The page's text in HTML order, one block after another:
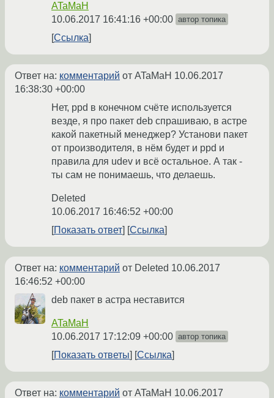
ATaMaH
10.06.2017 16:41:16 +00:00 автор топика
Ссылка
Ответ на: комментарий от ATaMaH 10.06.2017
16:38:30 +00:00
Нет, ppd в конечном счёте используется
везде, я про пакет deb спрашиваю, в астре
какой пакетный менеджер? Установи пакет
от производителя, в нём будет и ppd и
правила для udev и всё остальное. А так -
ты сам не понимаешь, что делаешь.
Deleted
10.06.2017 16:46:52 +00:00
Показать ответ
Ссылка
Ответ на: комментарий от Deleted 10.06.2017
16:46:52 +00:00
deb пакет в астра неставится
ATaMaH
10.06.2017 17:12:09 +00:00 автор топика
Показать ответы Ссылка
Ответ на: комментарий от ATaMaH 10.06.2017